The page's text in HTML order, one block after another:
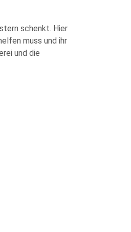
schenkt. Hier
muss und ihr
und die